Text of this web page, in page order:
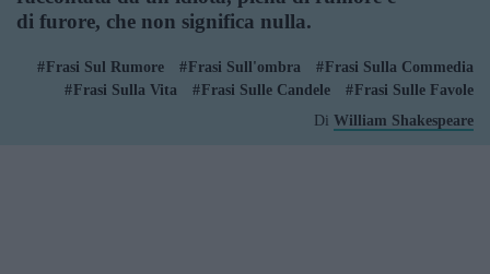
di furore, che non significa nulla.
Frasi Sul Rumore Frasi Sull'ombra
Frasi Sulla Commedia
Frasi Sulla Vita
Frasi Sulle Candele
Frasi Sulle Favole
Di William Shakespeare